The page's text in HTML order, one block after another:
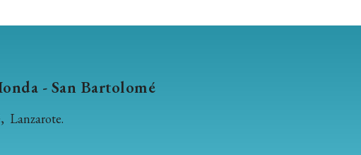
- San Bartolomé
Lanzarote.